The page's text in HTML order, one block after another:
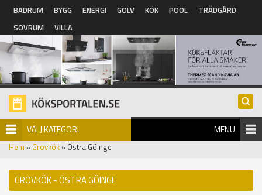
Hoppa till huvudinnehåll
BADRUM BYGG ENERGI GOLV KÖK POOL
TRÄDGÅRD
SOVRUM
VILLA
VÄLJ KATEGORI MENU
Hem » Grovkök » Östra Göinge
GROVKÖK - ÖSTRA GÖINGE